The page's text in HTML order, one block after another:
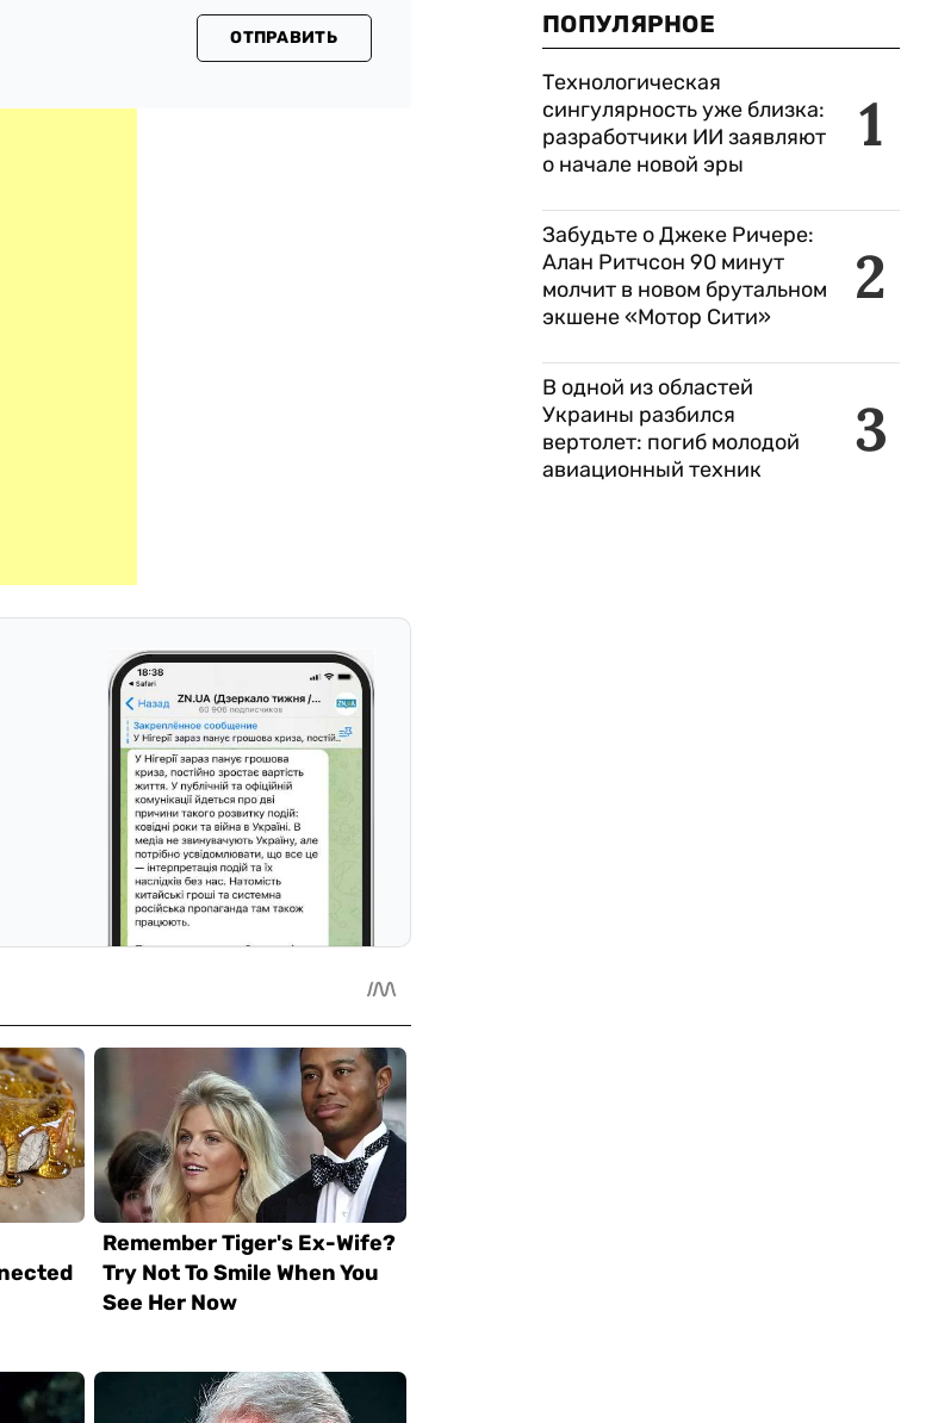
ОТПРАВИТЬ ПОПУЛЯРНОЕ
1
Технологическая
сингулярность уже близка:
разработчики ИИ заявляют
о начале новой эры
2
Забудьте о Джеке Ричере:
Алан Ритчсон 90 минут
молчит в новом брутальном
экшене «Мотор Сити»
3
В одной из областей
Украины разбился
вертолет: погиб молодой
авиационный техник